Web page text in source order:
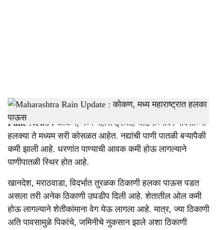
h
a
r
Maharashtra Rain-Agrowon
Pune News : कोकण, मध्य महाराष्ट्रासह घाटमाथ्यावर पावसाच्या
हलक्या ते मध्यम सरी कोसळत आहेत. नद्यांची पाणी पातळी बऱ्यापैकी
कमी झाली आहे. धरणांत पाण्याची आवक कमी होऊ लागल्याने
पाणीपातळी स्थिर होत आहे.
खानदेश, मराठवाडा, विदर्भात तुरळक ठिकाणी हलका पाऊस पडत
असला तरी अनेक ठिकाणी उघडीप दिली आहे. शेतातील ओल कमी
होऊ लागल्याने शेतीकांमाना वेग येऊ लागला आहे. मात्र, ज्या ठिकाणी
अति पावसामुळे पिकांचे, जमिनीचे नुकसान झाले अशा ठिकाणी